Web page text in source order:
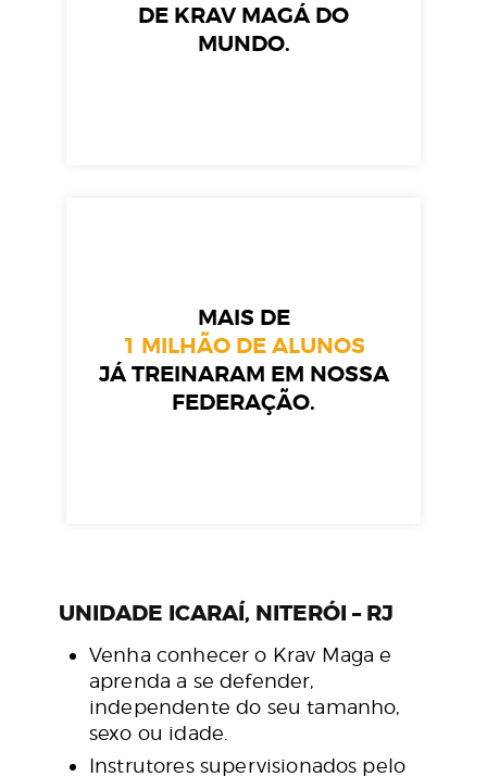
DE KRAV MAGÁ DO
MUNDO.
MAIS DE
1 MILHÃO DE ALUNOS
JÁ TREINARAM EM NOSSA
FEDERAÇÃO.
UNIDADE ICARAÍ, NITERÓI – RJ
Venha conhecer o Krav Maga e
aprenda a se defender,
independente do seu tamanho,
sexo ou idade.
Instrutores supervisionados pelo